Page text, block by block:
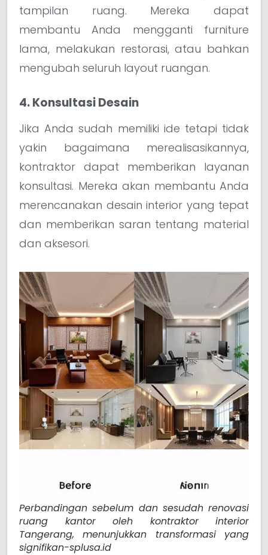
tampilan ruang. Mereka dapat
membantu Anda mengganti furniture
lama, melakukan restorasi, atau bahkan
mengubah seluruh layout ruangan.
4. Konsultasi Desain
Jika Anda sudah memiliki ide tetapi tidak
yakin bagaimana merealisasikannya,
kontraktor dapat memberikan layanan
konsultasi. Mereka akan membantu Anda
merencanakan desain interior yang tepat
dan memberikan saran tentang material
dan aksesori.
Perbandingan sebelum dan sesudah renovasi
ruang kantor oleh kontraktor interior
Tangerang, menunjukkan transformasi yang
signifikan-splusa.id